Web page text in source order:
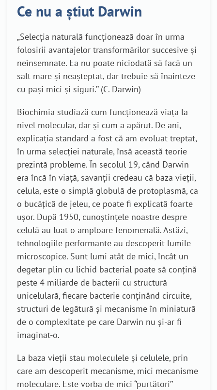
Ce nu a știut Darwin
„Selecția naturală funcționează doar în urma
folosirii avantajelor transformărilor succesive și
neînsemnate. Ea nu poate niciodată să facă un
salt mare și neașteptat, dar trebuie să înainteze
cu pași mici și siguri.’’ (C. Darwin)
Biochimia studiază cum funcționează viața la
nivel molecular, dar și cum a apărut. De ani,
explicația standard a fost că am evoluat treptat,
în urma selecției naturale, însă această teorie
prezintă probleme. În secolul 19, când Darwin
era încă în viață, savanții credeau că baza vieții,
celula, este o simplă globulă de protoplasmă, ca
o bucățică de jeleu, ce poate fi explicată foarte
ușor. După 1950, cunoștințele noastre despre
celulă au luat o amploare fenomenală. Astăzi,
tehnologiile performante au descoperit lumile
microscopice. Sunt lumi atât de mici, încât un
degetar plin cu lichid bacterial poate să conțină
peste 4 miliarde de bacterii cu structură
unicelulară, fiecare bacterie conținând circuite,
structuri de legătură și mecanisme în miniatură
de o complexitate pe care Darwin nu și-ar fi
imaginat-o.
La baza vieții stau moleculele și celulele, prin
care am descoperit mecanisme, mici mecanisme
moleculare. Este vorba de mici ‘’purtători’’